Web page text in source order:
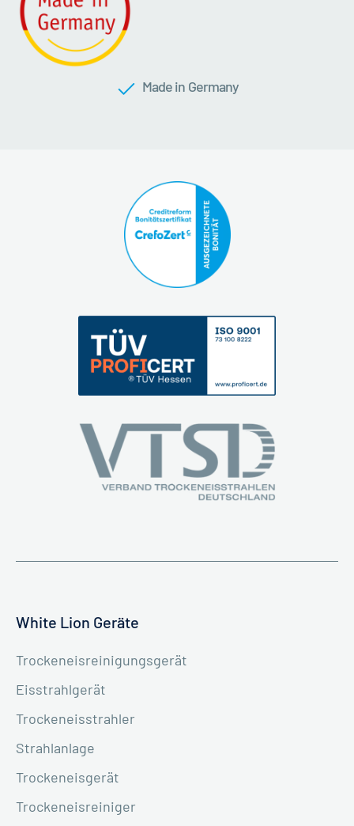
Made in Germany
White Lion Geräte
Trockeneisreinigungsgerät
Eisstrahlgerät
Trockeneisstrahler
Strahlanlage
Trockeneisgerät
Trockeneisreiniger